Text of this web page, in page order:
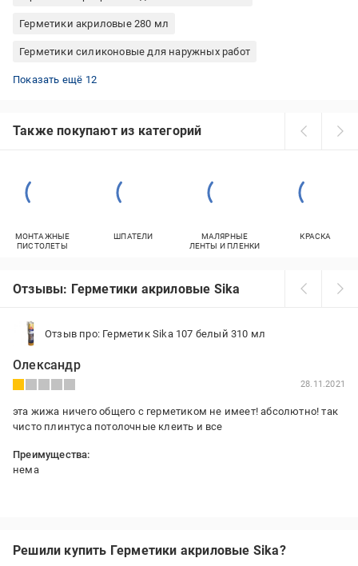
Герметики акриловые 280 мл
Герметики силиконовые для наружных работ
Герметики для каминов огнестойкие
Герметики акриловый белые
Герметики каучуковые кровельные
Герметики акриловые Ceresit
Герметики силиконовые черные
Герметики силиконовые Tytan санитарні
Герметики черные для пластика
водостойкие силикон
Герметики полиуретановые 600 мл
Герметики водостойкие для унитаза
Герметики полиуретановые Ceresit
Термостойкий герметик для печей
Показать ещё 12
Также покупают из категорий
МОНТАЖНЫЕ
ПИСТОЛЕТЫ
ШПАТЕЛИ
МАЛЯРНЫЕ
ЛЕНТЫ И ПЛЕНКИ
КРАСКА
Отзывы: Герметики акриловые Sika
Отзыв про: Герметик Sika 107 белый 310 мл
Олександр
28.11.2021
эта жижа ничего общего с герметиком не имеет! абсолютно! так
чисто плинтуса потолочные клеить и все
Преимущества:
нема
Решили купить Герметики акриловые Sika?